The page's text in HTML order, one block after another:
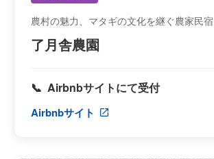
農村の魅力、マタギの文化を継ぐ農家民宿
了月舎農園
Airbnbサイトにて受付
Airbnbサイト